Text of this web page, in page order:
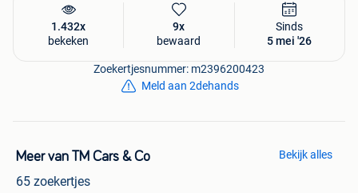
1.432x
bekeken
9x
bewaard
Sinds
5 mei '26
Zoekertjesnummer: m2396200423
Meld aan 2dehands
Meer van TM Cars & Co
65 zoekertjes
Bekijk alles